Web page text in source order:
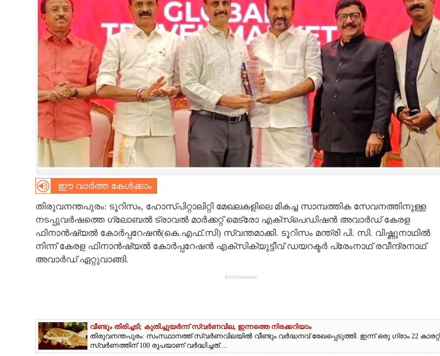
SPIRITUAL
CARTOONS ഈ വാർത്ത കേൾക്കാം
തിരുവനന്തപുരം: ടൂറിസം, ഹോസ്‌പിറ്റാലിറ്റി മേഖലകളിലെ മികച്ച സാമ്പത്തിക സേവനത്തിനുള്ള
നടപ്പുവർഷത്തെ ഗ്ലോബൽ ട്രാവൽ മാർക്കറ്റ് മെട്രോ എക്‌സ്‌പെഡിഷൻ അവാർഡ് കേരള
ഫിനാൻഷ്യൽ കോർപ്പറേഷൻ(കെ.എഫ്.സി) സ്വന്തമാക്കി. ടൂറിസം മന്ത്രി പി. സി. വിഷ്ണുനാഥിൽ
നിന്ന് കേരള ഫിനാൻഷ്യൽ കോർപ്പറേഷൻ എക്‌സിക്യുട്ടീവ് ഡയറക്ടർ പ്രേംനാഥ് രവീന്ദ്രനാഥ്
അവാർഡ് ഏറ്റുവാങ്ങി.
Advertisement
വീണ്ടും തിരിച്ചടി; കുതിച്ചുയർന്ന് സ്വർണവില, ഇന്നത്തെ നിരക്കറിയാം
തിരുവനന്തപുരം: സംസ്ഥാനത്ത് സ്വർണവിലയിൽ വീണ്ടും വർദ്ധനവ് രേഖപ്പെടുത്തി. ഇന്ന് ഒരു ഗ്രാം 22 കാരറ്റ്
സ്വർണത്തിന് 100 രൂപയാണ് വർദ്ധിച്ചത്....